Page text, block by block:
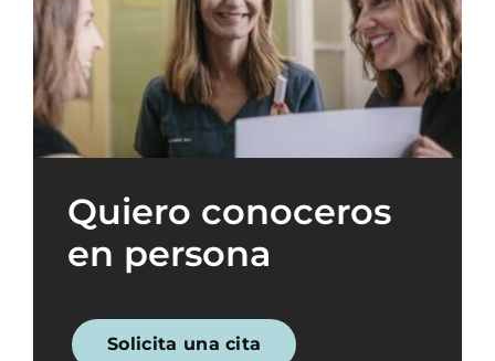
Quiero conoceros
en persona
Solicita una cita